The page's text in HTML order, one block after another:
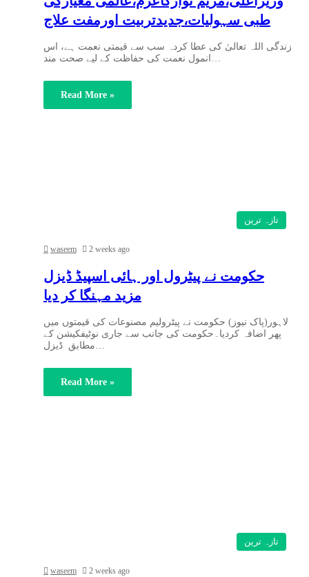
طبی سہولیات،جدیدتربیت اورمفت علاج
زندگی اللہ تعالیٰ کی عطا کردہ سب سے قیمتی نعمت ہے، اس
انمول نعمت کی حفاظت کے لیے صحت مند…
Read More »
تازہ ترین
waseem 2 weeks ago
حکومت نے پیٹرول اور ہائی اسپیڈ ڈیزل
مزید مہنگا کر دیا
لاہور(پاک نیوز) حکومت نے پیٹرولیم مصنوعات کی قیمتوں میں
پھر اضافہ کردیا۔حکومت کی جانب سے جاری نوٹیفکیشن کے
مطابق ڈیزل…
Read More »
تازہ ترین
waseem 2 weeks ago